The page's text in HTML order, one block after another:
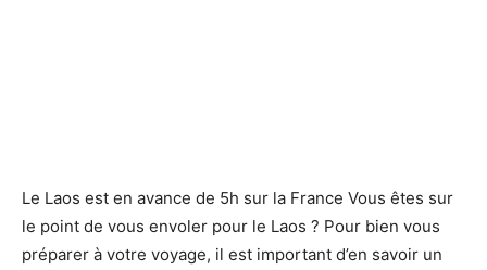
Le Laos est en avance de 5h sur la France Vous êtes sur
le point de vous envoler pour le Laos ? Pour bien vous
préparer à votre voyage, il est important d’en savoir un